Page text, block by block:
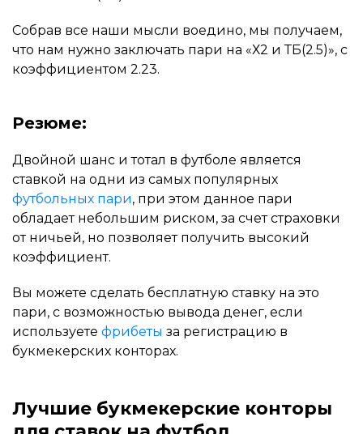
Собрав все наши мысли воедино, мы получаем,
что нам нужно заключать пари на «Х2 и ТБ(2.5)», с
коэффициентом 2.23.
Резюме:
Двойной шанс и тотал в футболе является
ставкой на одни из самых популярных
футбольных пари, при этом данное пари
обладает небольшим риском, за счет страховки
от ничьей, но позволяет получить высокий
коэффициент.
Вы можете сделать бесплатную ставку на это
пари, с возможностью вывода денег, если
используете фрибеты за регистрацию в
букмекерских конторах.
Лучшие букмекерские конторы